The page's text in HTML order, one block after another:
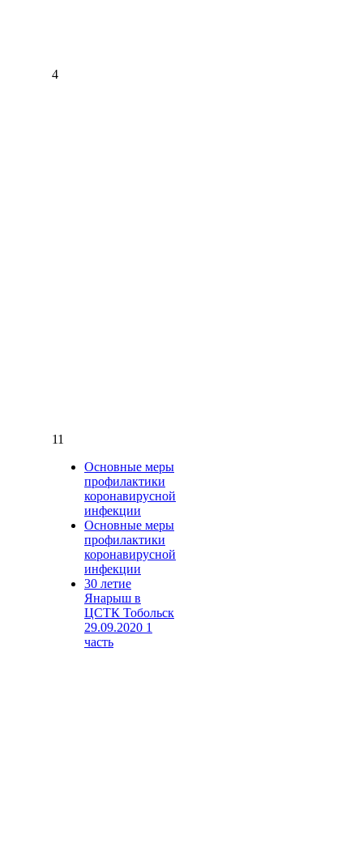
4
11
Основные меры
профилактики
коронавирусной
инфекции
Основные меры
профилактики
коронавирусной
инфекции
30 летие
Янарыш в
ЦСТК Тобольск
29.09.2020 1
часть